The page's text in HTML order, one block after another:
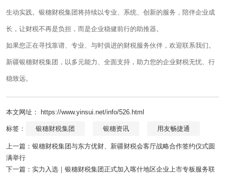
生动实践。银穗财税集团将持续以专业、系统、创新的服务，陪伴企业成
长，让财税不再是负担，而是企业稳健前行的助推器。
如果您正在寻找靠谱、专业、与时俱进的财税服务伙伴，欢迎联系我们。
新疆银穗财税集团，以多元能力、全面支持，助力您的企业财税无忧、行
稳致远。
本文网址： https://www.yinsui.net/info/526.html
标签： 银穗财税集团 银穗资讯 用友畅捷通
上一篇： 银穗财税集团与东方优财、新疆财税会客厅战略合作签约仪式圆
满举行
下一篇： 实力入选｜银穗财税集团正式加入喀什地区企业上市专板服务联